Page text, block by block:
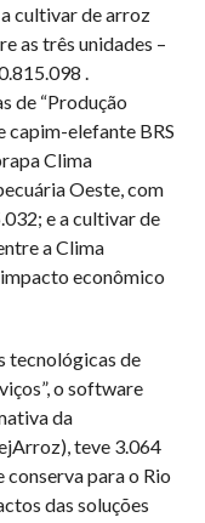
cultivar de arroz
as três unidades –
.
de “Produção
capim-elefante BRS
Clima
Oeste, com
e a cultivar de
a Clima
econômico
tecnológicas de
o software
da
teve 3.064
conserva para o Rio
das soluções